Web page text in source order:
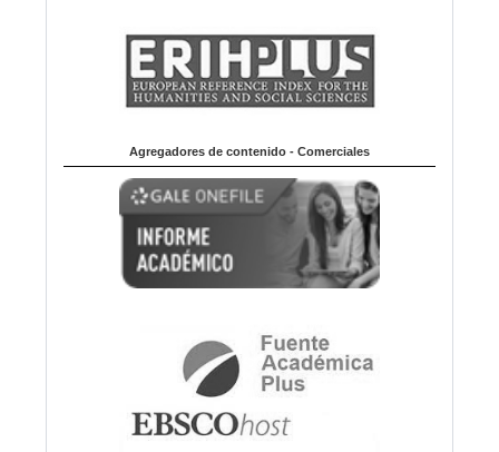
Agregadores de contenido - Comerciales